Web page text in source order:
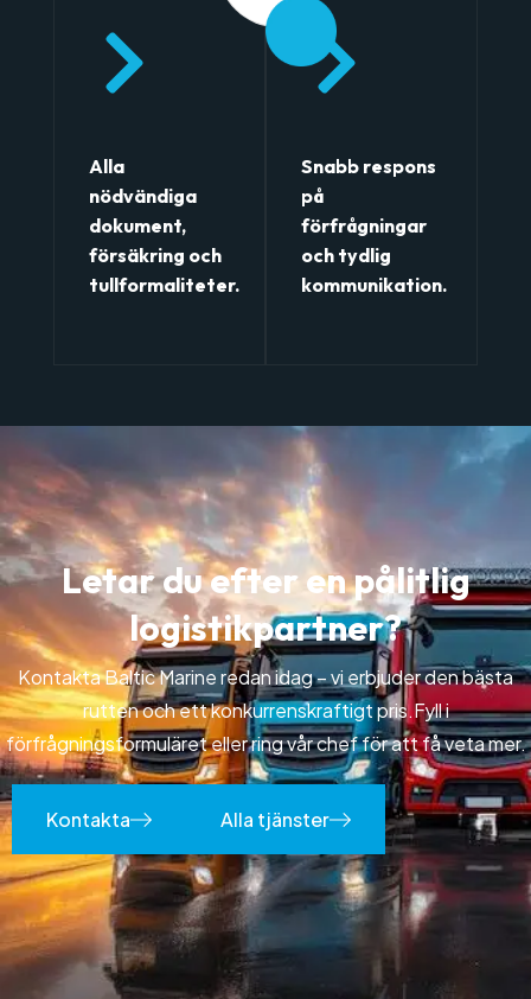
Alla
nödvändiga
dokument,
försäkring och
tullformaliteter.
Snabb respons
på
förfrågningar
och tydlig
kommunikation.
Letarduefterenpålitlig
logistikpartner?
Kontakta Baltic Marine redan idag – vi erbjuder den bästa
rutten och ett konkurrenskraftigt pris.Fyll i
förfrågningsformuläret eller ring vår chef för att få veta mer.
Kontakta Alla tjänster